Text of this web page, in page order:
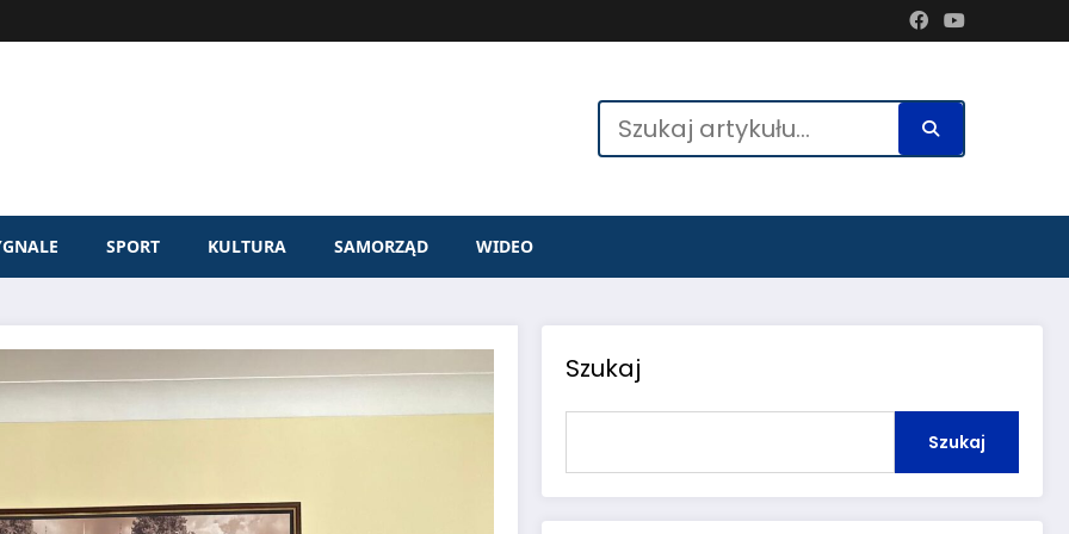
SPORT KULTURA SAMORZĄD WIDEO
Szukaj
Szukaj